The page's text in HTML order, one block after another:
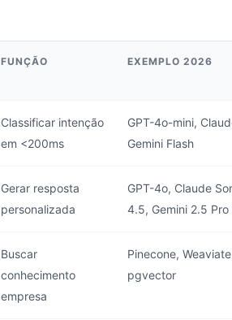
FUNÇÃO EXEMPLO 2026
Classificar intenção
em <200ms
GPT-4o-mini,
Gemini Flash
Gerar resposta
personalizada
GPT-4o, Claude
4.5, Gemini 2.5 Pro
Buscar
conhecimento
empresa
Pinecone,
pgvector